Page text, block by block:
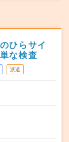
ひらサイ
な検査
派遣